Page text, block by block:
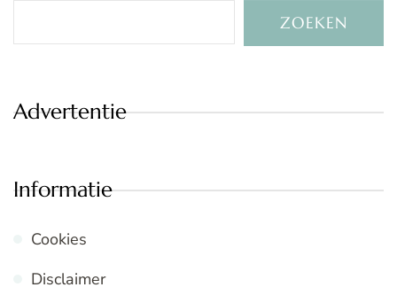
ZOEKEN
Advertentie
Informatie
Cookies
Disclaimer